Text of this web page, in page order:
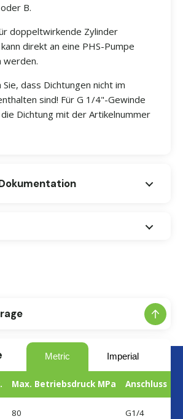
B.
doppeltwirkende Zylinder
direkt an eine PHS-Pumpe
werden.
dass Dichtungen nicht im
sind! Für G 1/4"-Gewinde
Dichtung mit der Artikelnummer
Metric Imperial
Max. Betriebsdruck MPa Anschluss
80 G1/4